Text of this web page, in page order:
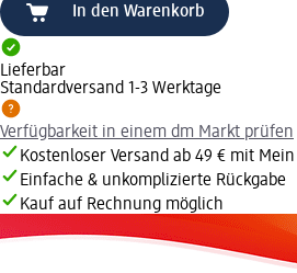
In den Warenkorb
Lieferbar
Standardversand 1-3 Werktage
Verfügbarkeit in einem dm Markt prüfen
Kostenloser Versand ab 49 € mit
Einfache & unkomplizierte Rückgabe
Kauf auf Rechnung möglich